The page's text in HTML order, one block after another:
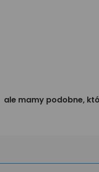
ale mamy podobne,